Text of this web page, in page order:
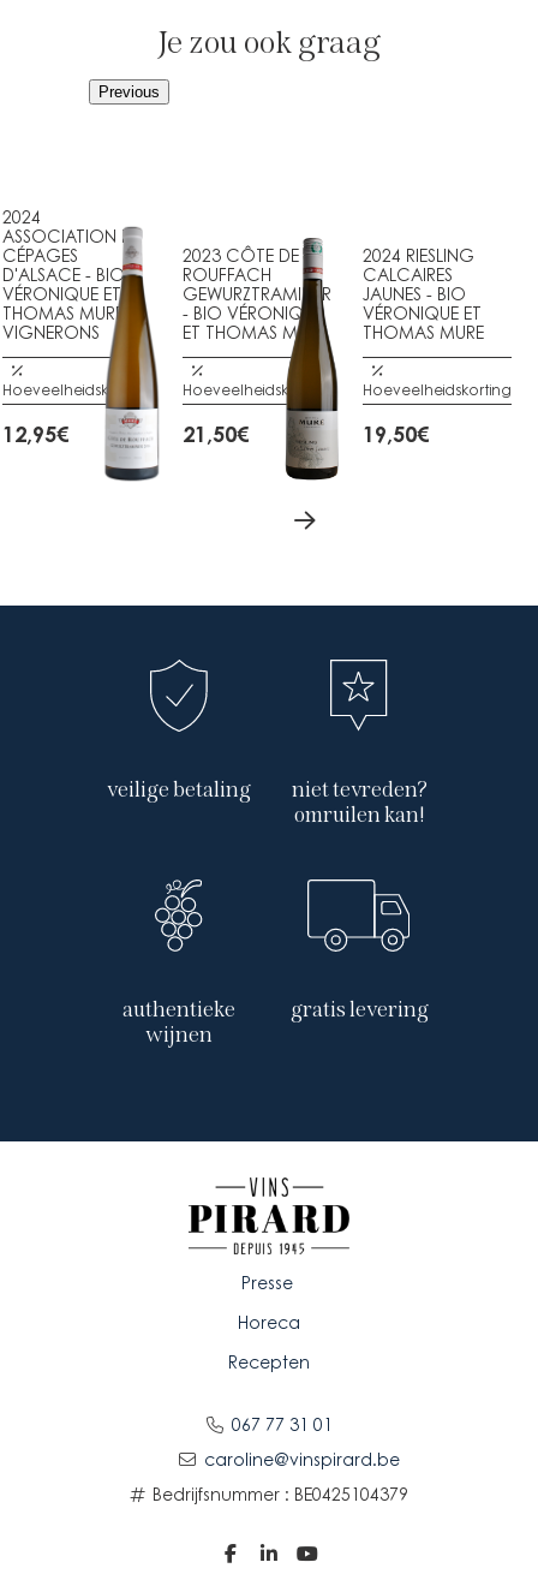
Je zou ook graag
Previous
2024
ASSOCIATION DE
CÉPAGES
D'ALSACE - BIO
VÉRONIQUE ET
THOMAS MURE -
VIGNERONS
Hoeveelheidskorting
12,95€
2023 CÔTE DE
ROUFFACH
GEWURZTRAMINER
- BIO VÉRONIQUE
ET THOMAS MURE
Hoeveelheidskorting
21,50€
2024 RIESLING
CALCAIRES
JAUNES - BIO
VÉRONIQUE ET
THOMAS MURE
Hoeveelheidskorting
19,50€
veilige betaling
niet tevreden?
omruilen kan!
authentieke
wijnen
gratis levering
067 77 31 01
caroline@vinspirard.be
Bedrijfsnummer : BE0425104379
Presse
Horeca
Recepten
  